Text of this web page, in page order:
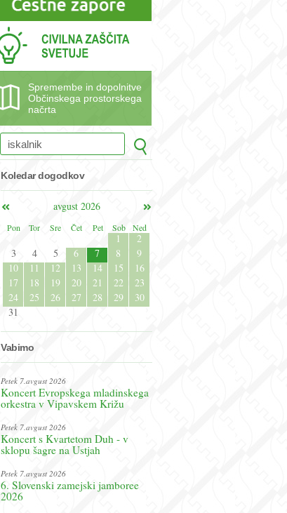
Spremembe in dopolnitve
Občinskega prostorskega
načrta
Koledar dogodkov
avgust 2026
Pon
Tor Sre Čet Pet Sob Ned
1
2
3
4 5 6 7 8
9
10
11 12 13 14 15
16
17
18 19 20 21 22
23
24
25 26 27 28 29
30
31
Vabimo
Petek 7.avgust 2026
Koncert Evropskega mladinskega
orkestra v Vipavskem Križu
Petek 7.avgust 2026
Koncert s Kvartetom Duh - v
sklopu šagre na Ustjah
Petek 7.avgust 2026
6. Slovenski zamejski jamboree
2026